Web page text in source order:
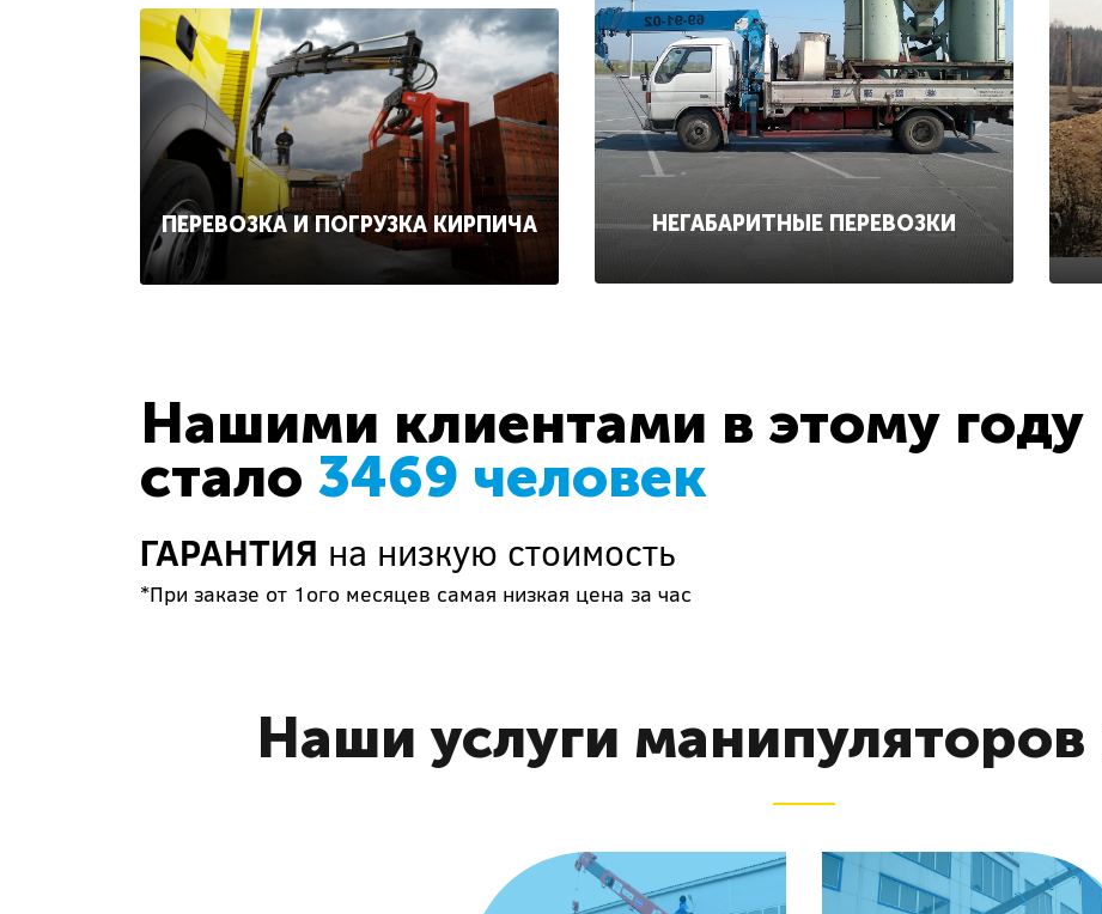
ПЕРЕВОЗКА И ПОГРУЗКА КИРПИЧА НЕГАБАРИТНЫЕ ПЕРЕВОЗКИ
Нашими клиентами в этому году
стало 3469 человек
ГАРАНТИЯ на низкую стоимость
*При заказе от 1ого месяцев самая низкая цена за час
Наши услуги манипуляторов